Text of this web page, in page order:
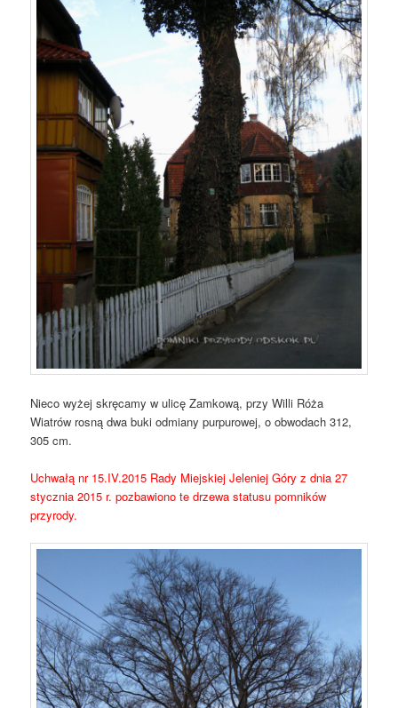
Nieco wyżej skręcamy w ulicę Zamkową, przy Willi Róża
Wiatrów rosną dwa buki odmiany purpurowej, o obwodach 312,
305 cm.
Uchwałą nr 15.IV.2015 Rady Miejskiej Jeleniej Góry z dnia 27
stycznia 2015 r. pozbawiono te drzewa statusu pomników
przyrody.